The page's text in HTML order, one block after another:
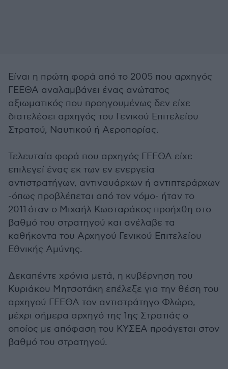
Είναι η πρώτη φορά από το 2005 που αρχηγός
ΓΕΕΘΑ αναλαμβάνει ένας ανώτατος
αξιωματικός που προηγουμένως δεν είχε
διατελέσει αρχηγός του Γενικού Επιτελείου
Στρατού, Ναυτικού ή Αεροπορίας.
Τελευταία φορά που αρχηγός ΓΕΕΘΑ είχε
επιλεγεί ένας εκ των εν ενεργεία
αντιστρατήγων, αντιναυάρχων ή αντιπτεράρχων
-όπως προβλέπεται από τον νόμο- ήταν το
2011 όταν ο Μιχαήλ Κωσταράκος προήχθη στο
βαθμό του στρατηγού και ανέλαβε τα
καθήκοντα του Αρχηγού Γενικού Επιτελείου
Εθνικής Αμύνης.
Δεκαπέντε χρόνια μετά, η κυβέρνηση του
Κυριάκου Μητσοτάκη επέλεξε για την θέση του
αρχηγού ΓΕΕΘΑ τον αντιστράτηγο Φλώρο,
μέχρι σήμερα αρχηγό της 1ης Στρατιάς ο
οποίος με απόφαση του ΚΥΣΕΑ προάγεται στον
βαθμό του στρατηγού.